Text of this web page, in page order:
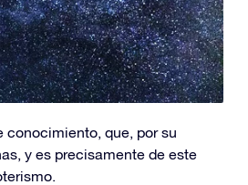
conocimiento, que, por su
y es precisamente de este